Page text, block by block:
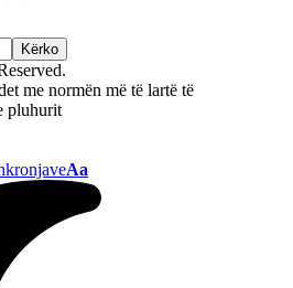
me normën më të lartë të
pluhurit
Aa